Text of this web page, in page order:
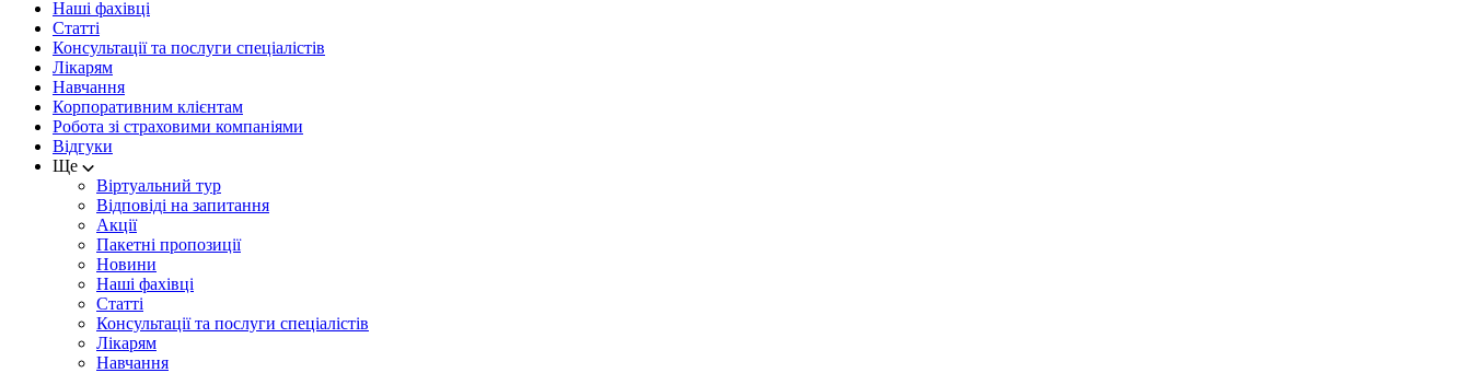
Наші фахівці
Статті
Консультації та послуги спеціалістів
Лікарям
Навчання
Корпоративним клієнтам
Робота зі страховими компаніями
Відгуки
Ще
Віртуальний тур
Відповіді на запитання
Акції
Пакетні пропозиції
Новини
Наші фахівці
Статті
Консультації та послуги спеціалістів
Лікарям
Навчання